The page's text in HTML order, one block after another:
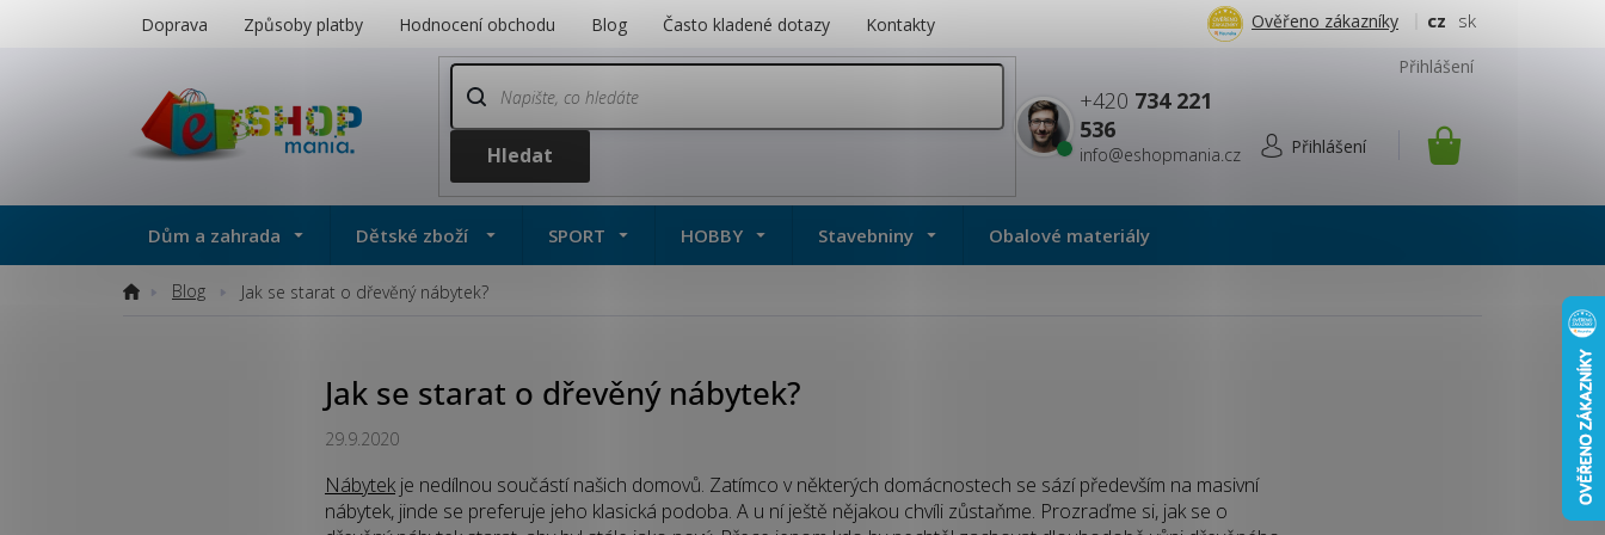
Doprava Způsoby platby Hodnocení obchodu Blog Často kladené dotazy Kontakty Ověřeno zákazníky cz sk
+420 734 221
536
info@eshopmania.cz
Přihlášení
NÁKUPNÍ
Dům a zahrada Dětské zboží SPORT HOBBY Stavebniny Obalové materiály
DomůBlog Jak se starat o dřevěný nábytek?
Jak se starat o dřevěný nábytek?
29.9.2020
Nábytek je nedílnou součástí našich domovů. Zatímco v některých domácnostech se sází především na masivní
nábytek, jinde se preferuje jeho klasická podoba. A u ní ještě nějakou chvíli zůstaňme. Prozraďme si, jak se o